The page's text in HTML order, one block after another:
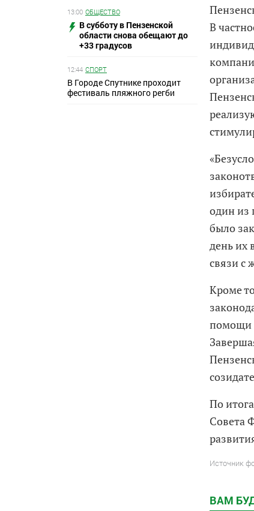
13:00 ОБЩЕСТВО
В субботу в Пензенской
области снова обещают до
+33 градусов
12:44 СПОРТ
В Городе Спутнике проходит
фестиваль пляжного регби
В
один из
было
день их
связи с
Кроме
помощи
По
Совета
Источник
ВАМ